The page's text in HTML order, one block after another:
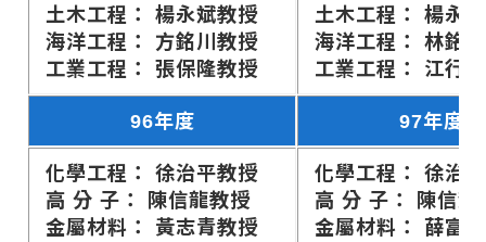
土木工程： 楊永斌教授
海洋工程： 方銘川教授
工業工程： 張保隆教授
土木工程： 楊永
海洋工程： 林銘
工業工程： 江行
96年度 97年度
化學工程： 徐治平教授
高 分 子： 陳信龍教授
金屬材料： 黃志青教授
化學工程： 徐治
高 分 子： 陳信龍
金屬材料： 薛富